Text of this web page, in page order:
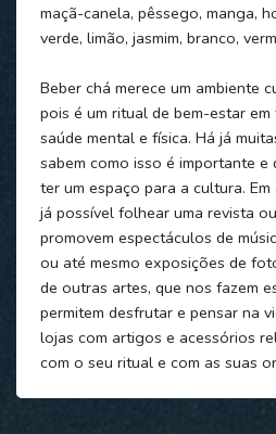
maçã-canela, pêssego, manga,
verde, limão, jasmim, branco,
Beber chá merece um ambiente
pois é um ritual de bem-estar
saúde mental e física. Há já
sabem como isso é importante e
ter um espaço para a cultura.
já possível folhear uma revista
promovem espectáculos de
ou até mesmo exposições de
de outras artes, que nos fazem
permitem desfrutar e pensar na
lojas com artigos e acessórios
com o seu ritual e com as suas